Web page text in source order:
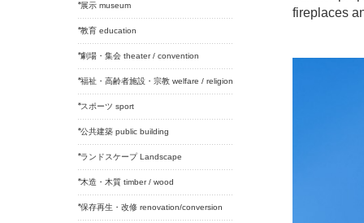
展示 museum
教育 education
劇場・集会 theater / convention
福祉・高齢者施設・宗教 welfare / religion
スポーツ sport
公共建築 public building
ランドスケープ Landscape
木造・木質 timber / wood
保存再生・改修 renovation/conversion
fireplaces